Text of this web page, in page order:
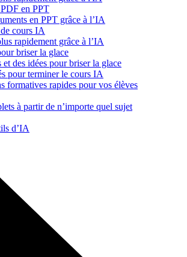
en PPT
en PPT grâce à l’IA
cours IA
rapidement grâce à l’IA
briser la glace
des idées pour briser la glace
pour terminer le cours IA
formatives rapides pour vos élèves
à partir de n’importe quel sujet
d’IA